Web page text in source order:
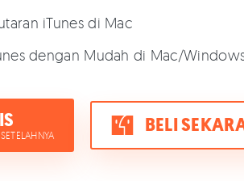
iTunes di Mac
dengan Mudah di Mac/
BELI